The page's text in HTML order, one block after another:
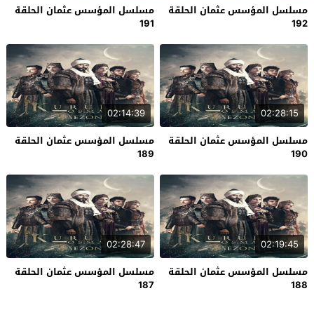
مسلسل المؤسس عثمان الحلقة
192
مسلسل المؤسس عثمان الحلقة
191
02:28:15
مسلسل المؤسس عثمان الحلقة
190
02:14:39
مسلسل المؤسس عثمان الحلقة
189
02:19:45
مسلسل المؤسس عثمان الحلقة
188
02:28:47
مسلسل المؤسس عثمان الحلقة
187